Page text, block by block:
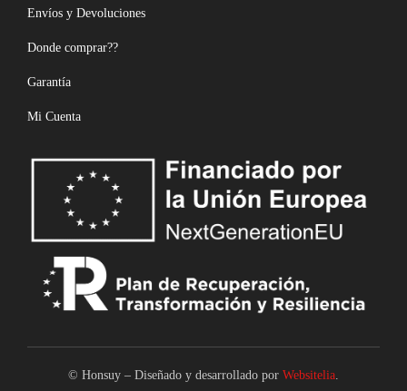
Envíos y Devoluciones
Donde comprar??
Garantía
Mi Cuenta
© Honsuy – Diseñado y desarrollado por Websitelia